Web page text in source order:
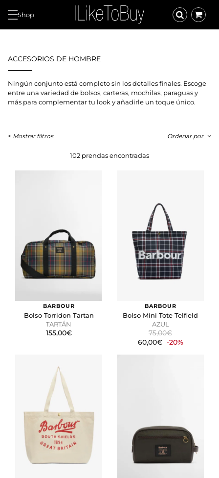
Shop
ACCESORIOS DE HOMBRE
Ningún conjunto está completo sin los detalles finales. Escoge
entre una variedad de bolsos, carteras, mochilas, paraguas y
más para complementar tu look y añadirle un toque único.
102 prendas encontradas
Ordenar por
< Mostrar filtros
BARBOUR
Bolso Torridon Tartan
TARTÁN
155,00€
BARBOUR
Bolso Mini Tote Telfield
AZUL
75,00€
60,00€ -20%